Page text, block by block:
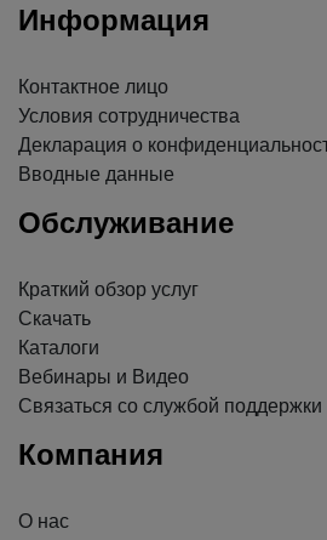
Информация
Контактное лицо
Условия сотрудничества
Декларация о
Вводные данные
Обслуживание
Краткий обзор услуг
Скачать
Каталоги
Вебинары и Видео
Связаться со службой поддержки
Компания
О нас